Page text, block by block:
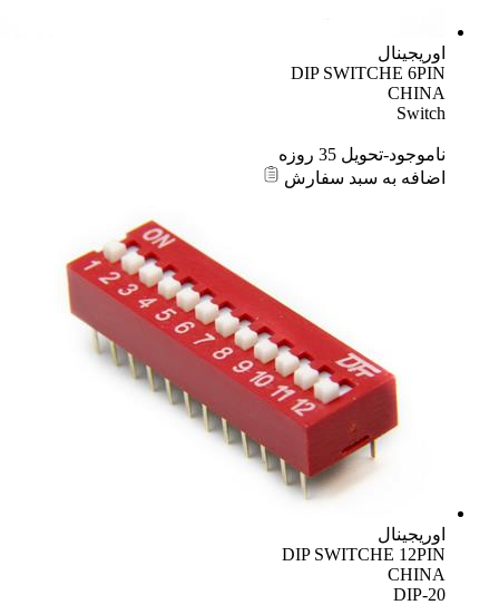
اوریجینال
DIP SWITCHE 6PIN
CHINA
Switch
ناموجود-تحویل 35 روزه
اضافه به سبد سفارش
اوریجینال
DIP SWITCHE 12PIN
CHINA
DIP-20